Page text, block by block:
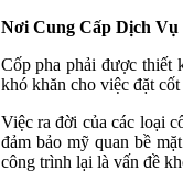
Nơi Cung Cấp Dịch Vụ
Cốp pha phải được thiết
khó khăn cho việc đặt
Việc ra đời của các loại
đảm bảo mỹ quan bề
công trình lại là vấn đề